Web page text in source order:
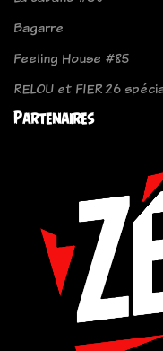
Bagarre
Feeling House #85
RELOU et FIER 26
Partenaires